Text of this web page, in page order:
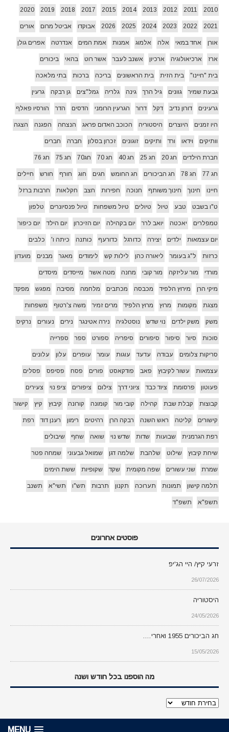
2010
2011
2012
2013
2014
2015
2017
2018
2019
2020
2021
2022
2023
2024
2025
2026 אבוקדו אביטל מרום אורים
אורן אחד במאי אלה אלמוג אמנות אמת המים אנדרטה אפרים גולן
ארז ארכיאולוגיה ארכיון אשנב לעבר אשר רוט בהאי ביכורים
בית "חיינו" בית הזית בית הראשונים בריכה ברכות בתי מלאכה
גבעת שמיר גוונים גיל הרך גינה גלריה גמל"צים גן רבקה גרעין
גרעינים דורון נדיב דקל דרור הגרעין הרומני הדסים הדר הורסיו פאלף
היו זמנים היוצרים היסטוריה הכוכב האדום פראג הנצחה הפגנה הצגה
וותיקים וידאו ורד ותיקים זוגונים זכרון בסלון חברה חברים
חברת הילדים חג 20 חג 25 חג 40 חג 70 חג70 חג 75 חג 76
חג 77 חג 78 חג הביכורים חג החומש חגים חוג חורף חורש חיילים
חיינו חינוך חינוך משותף חנוכה חפירות חצב חקלאות חרבות ברזל
ט"ו בשבט טבע טיול טיולים טיול משפחות טיול פנסיונרים טלפון
טמפלרים יאכטה יואב לרר יום בקהילה יום הזיכרון יום הילד יום כיפור
יום עצמאות ילדים יצירה כדורגל כדורעף כותנה כיתה ו' כלבים
כרזות ל"ג בעומר ליאורה כהן לילות קש לימודים מאגר מבנים מועדון
מורדי מור עליזקה מור קובי מחנה מטה אשר מייסדים מיסדים
מיקי הרן מירוץ הלפיד מכבסה מכתבים מלחמה מסיבה מפגש מפקד
מצגת מקומות מרוץ מרוץ הלפיד מרים זמיר משה צ'רטוף משפחות
משק משק ילדים נוי שדש נוסטלגיה נירה אטינגר נירים נעורים נרקיס
סוכות סיור סיפור סיפורים סיפריה ספורט ספר ספרייה
סריקות צלומים עבודה עדעד עוגות עומר עופרים עלון עלונים
עצמאות עשור לקיבוץ פאב פודקאסט פורים פסח פסיפס פסלים
פעוטון פרסומת ציוד כבד ציוני דרך צילום ציפורים ציפ נוי צעירים
קבוצות קבלת שבת קהילה קובי מור קומונה קורונה קיבוץ קיץ קישור
קישורים קליטה ראש השנה רבקה הרן רהיטים רימון רענן דוד רפת
רפת הגרמנית שבועות שדות שדש נוי שואה שחף שיבולים
שיחת קיבוץ שילוט שלהבת שלמה דגן שמואל גבעוני שמחה פטר
שמרת שני עשורים שפה מקומית שקד שקופיות ששת הימים
תלמה קישון תמונות תערוכה תקנון תרבות תש"ו תשי"א תשנב
תשפ"א תשפ"ד
פוסטים אחרונים
זרעי קיץ/ היי הג'יפ
26/07/2026
היסטוריה
24/05/2026
חג הביכורים 1955 ואחרי….
15/05/2026
מה הוספנו בכל חודש ושנה
מה
MENU